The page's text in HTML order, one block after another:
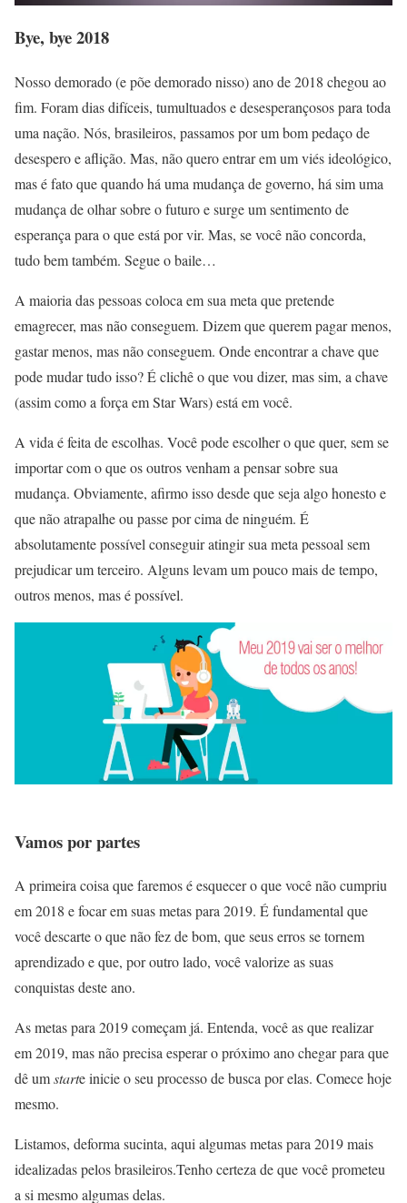
Bye, bye 2018
Nosso demorado (e põe demorado nisso) ano de 2018 chegou ao
fim. Foram dias difíceis, tumultuados e desesperançosos para toda
uma nação. Nós, brasileiros, passamos por um bom pedaço de
desespero e aflição. Mas, não quero entrar em um viés ideológico,
mas é fato que quando há uma mudança de governo, há sim uma
mudança de olhar sobre o futuro e surge um sentimento de
esperança para o que está por vir. Mas, se você não concorda,
tudo bem também. Segue o baile…
A maioria das pessoas coloca em sua meta que pretende
emagrecer, mas não conseguem. Dizem que querem pagar menos,
gastar menos, mas não conseguem. Onde encontrar a chave que
pode mudar tudo isso? É clichê o que vou dizer, mas sim, a chave
(assim como a força em Star Wars) está em você.
A vida é feita de escolhas. Você pode escolher o que quer, sem se
importar com o que os outros venham a pensar sobre sua
mudança. Obviamente, afirmo isso desde que seja algo honesto e
que não atrapalhe ou passe por cima de ninguém. É
absolutamente possível conseguir atingir sua meta pessoal sem
prejudicar um terceiro. Alguns levam um pouco mais de tempo,
outros menos, mas é possível.
Vamos por partes
A primeira coisa que faremos é esquecer o que você não cumpriu
em 2018 e focar em suas metas para 2019. É fundamental que
você descarte o que não fez de bom, que seus erros se tornem
aprendizado e que, por outro lado, você valorize as suas
conquistas deste ano.
As metas para 2019 começam já. Entenda, você as que realizar
em 2019, mas não precisa esperar o próximo ano chegar para que
dê umstarte inicie o seu processo de busca por elas. Comece hoje
mesmo.
Listamos, deforma sucinta, aqui algumas metas para 2019 mais
idealizadas pelos brasileiros.Tenho certeza de que você prometeu
a si mesmo algumas delas.